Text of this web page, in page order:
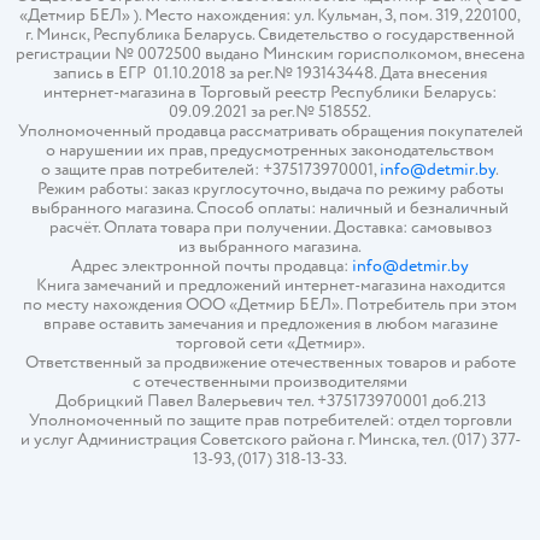
«Детмир БЕЛ» ). Место нахождения: ул. Кульман, 3, пом. 319, 220100,
г. Минск, Республика Беларусь. Свидетельство о государственной
регистрации № 0072500 выдано Минским горисполкомом, внесена
запись в ЕГР 01.10.2018 за рег.№ 193143448. Дата внесения
интернет-магазина в Торговый реестр Республики Беларусь:
09.09.2021 за рег.№ 518552.
Уполномоченный продавца рассматривать обращения покупателей
о нарушении их прав, предусмотренных законодательством
о защите прав потребителей: +375173970001,info@detmir.by.
Режим работы: заказ круглосуточно, выдача по режиму работы
выбранного магазина. Способ оплаты: наличный и безналичный
расчёт. Оплата товара при получении. Доставка: самовывоз
из выбранного магазина.
Адрес электронной почты продавца: info@detmir.by
Книга замечаний и предложений интернет-магазина находится
по месту нахождения ООО «Детмир БЕЛ». Потребитель при этом
вправе оставить замечания и предложения в любом магазине
торговой сети «Детмир».
Ответственный за продвижение отечественных товаров и работе
с отечественными производителями
Добрицкий Павел Валерьевич тел. +375173970001 доб.213
Уполномоченный по защите прав потребителей: отдел торговли
и услуг Администрация Советского района г. Минска, тел. (017) 377-
13-93, (017) 318-13-33.